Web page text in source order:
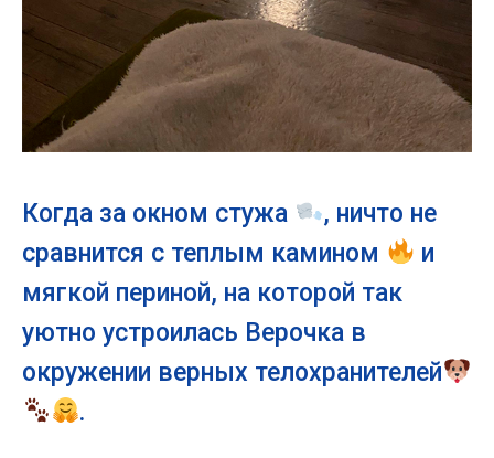
Когда за окном стужа
, ничто не
сравнится с теплым камином
и
мягкой периной, на которой так
уютно устроилась Верочка в
окружении верных телохранителей
.